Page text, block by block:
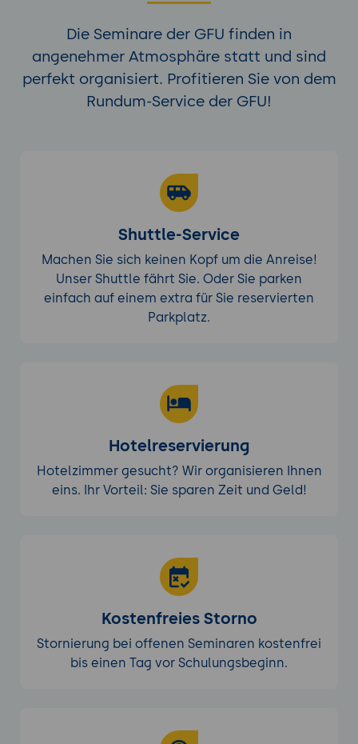
Die Seminare der GFU finden in
angenehmer Atmosphäre statt und sind
perfekt organisiert. Profitieren Sie von dem
Rundum-Service der GFU!
Shuttle-Service
Machen Sie sich keinen Kopf um die Anreise!
Unser Shuttle fährt Sie. Oder Sie parken
einfach auf einem extra für Sie reservierten
Parkplatz.
Hotelreservierung
Hotelzimmer gesucht? Wir organisieren Ihnen
eins. Ihr Vorteil: Sie sparen Zeit und Geld!
Kostenfreies Storno
Stornierung bei offenen Seminaren kostenfrei
bis einen Tag vor Schulungsbeginn.